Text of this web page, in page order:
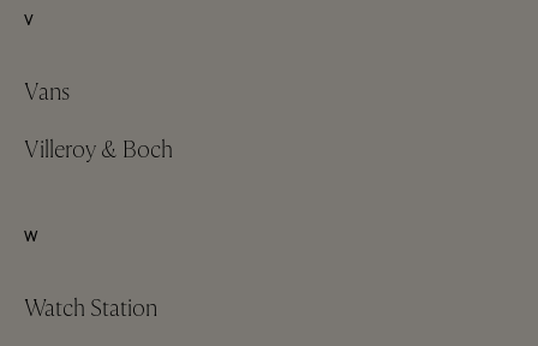
V
Vans
Villeroy & Boch
W
Watch Station